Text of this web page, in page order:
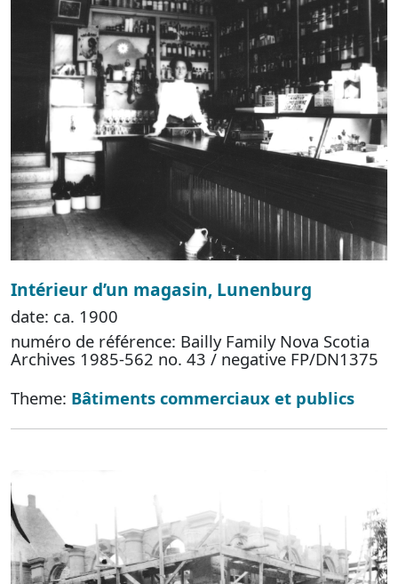
Intérieur d’un magasin, Lunenburg
date: ca. 1900
numéro de référence: Bailly Family Nova Scotia
Archives 1985-562 no. 43 / negative FP/DN1375
Theme: Bâtiments commerciaux et publics